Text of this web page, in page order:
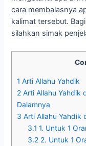
cara membalasnya
kalimat tersebut.
silahkan simak
1 Arti Allahu Yahdik
2 Arti Allahu Yahdik
Dalamnya
3 Arti Allahu Yahdik
3.1 1. Untuk 1
3.2 2. Untuk 1